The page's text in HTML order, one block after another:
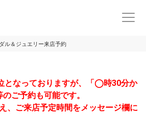
ル＆ジュエリー来店予約
となっておりますが、「◯時30分か
のご予約も可能です。
、ご来店予定時間をメッセージ欄に